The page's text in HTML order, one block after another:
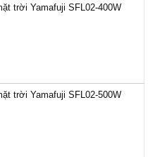
trời Yamafuji SFL02-400W
trời Yamafuji SFL02-500W